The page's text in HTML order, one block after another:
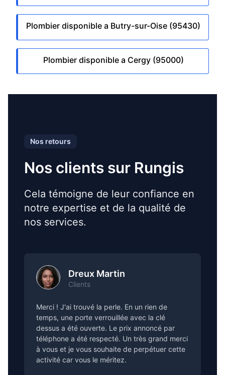
Plombier disponible a Butry-sur-Oise (95430)
Plombier disponible a Cergy (95000)
Nos retours
Nos clients sur Rungis
Cela témoigne de leur confiance en
notre expertise et de la qualité de
nos services.
Dreux Martin
Clients
Merci ! J'ai trouvé la perle. En un rien de
temps, une porte verrouillée avec la clé
dessus a été ouverte. Le prix annoncé par
téléphone a été respecté. Un très grand merci
à vous et je vous souhaite de perpétuer cette
activité car vous le méritez.